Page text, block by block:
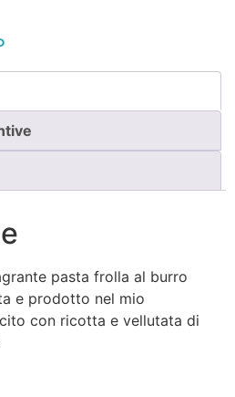
pasta frolla al burro
e prodotto nel mio
con ricotta e vellutata di